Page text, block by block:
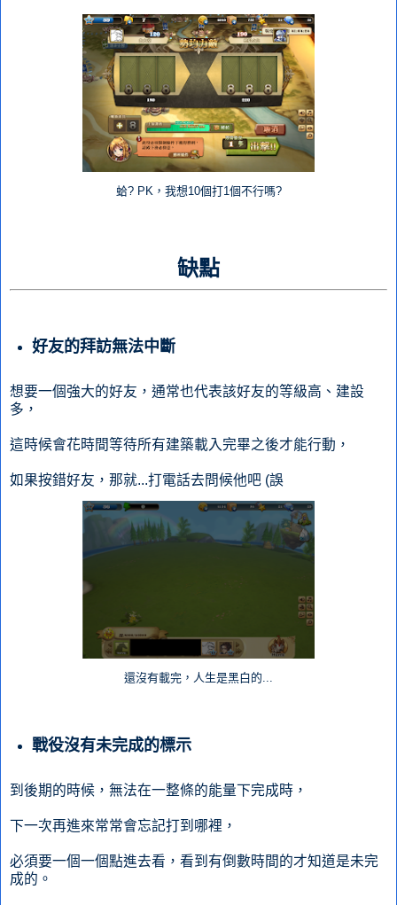
蛤? PK，我想10個打1個不行嗎?
缺點
好友的拜訪無法中斷
想要一個強大的好友，通常也代表該好友的等級高、建設
多，
這時候會花時間等待所有建築載入完畢之後才能行動，
如果按錯好友，那就...打電話去問候他吧 (誤
還沒有載完，人生是黑白的...
戰役沒有未完成的標示
到後期的時候，無法在一整條的能量下完成時，
下一次再進來常常會忘記打到哪裡，
必須要一個一個點進去看，看到有倒數時間的才知道是未完
成的。